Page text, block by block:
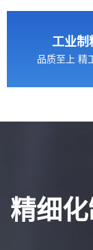
工业制
品质至上 精
精细